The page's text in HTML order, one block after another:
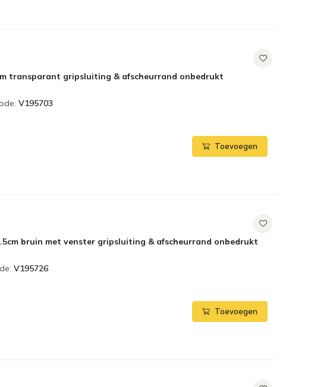
transparant gripsluiting & afscheurrand onbedrukt
V195703
Toevoegen
bruin met venster gripsluiting & afscheurrand onbedrukt
V195726
Toevoegen